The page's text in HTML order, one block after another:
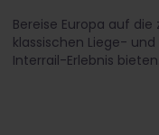
Bereise Europa auf
klassischen Liege-
Interrail-Erlebnis bieten.